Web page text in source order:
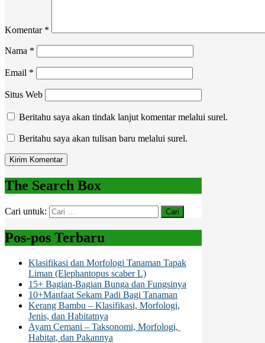
Komentar *
Nama *
Email *
Situs Web
Beritahu saya akan tindak lanjut komentar melalui surel.
Beritahu saya akan tulisan baru melalui surel.
The Search Box
Cari untuk:
Pos-pos Terbaru
Klasifikasi dan Morfologi Tanaman Tapak
Liman (Elephantopus scaber L)
15+ Bagian-Bagian Bunga dan Fungsinya
10+Manfaat Sekam Padi Bagi Tanaman
Kerang Bambu – Klasifikasi, Morfologi,
Jenis, dan Habitatnya
Ayam Cemani – Taksonomi, Morfologi,
Habitat, dan Pakannya